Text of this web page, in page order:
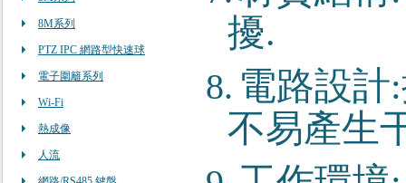
8M系列
PTZ IPC 網路型快速球
電子圍籬系列
Wi-Fi
熱成像
人流
擾.
8. 電路設計:
不易產生